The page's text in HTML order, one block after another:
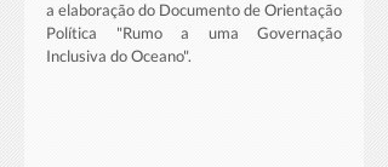
a elaboração do Documento de Orientação
Política "Rumo a uma Governação
Inclusiva do Oceano".